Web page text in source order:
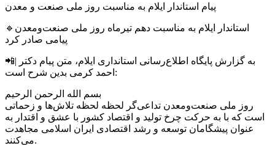
پیام استاندار ایلام به مناسبت روز ملی صنعت و معدن
🔹استاندار ایلام به مناسبت دهم تیرماه روز ملی صنعت‌ومعدن
پیامی صادر کرد
📲| به گزارش پایگاه اطلاع‌رسانی استانداری ایلام، متن پیام دکتر
احمد کرمی بدین شرح است:
بسم الله الرحمن الرحیم
روز ملی صنعت‌و‌معدن تداعی‌گر لحظه لحظه تلاش‌ها و زحماتی
است که با به حرکت چرخ تولید و اقتصاد کشور با عشق و اقتدار به
عنوان پیشگامان توسعه و رشد اقتصادی ایران اسلامی مجاهدت
می‌کنند.